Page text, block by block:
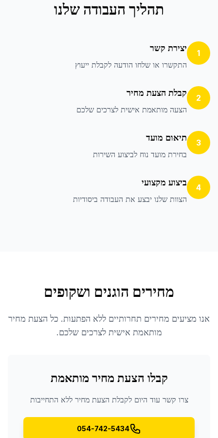
תהליך העבודה שלנו
1 יצירת קשר
התקשרו או שלחו הודעה לקבלת ייעוץ
2 קבלת הצעת מחיר
הצעה מותאמת אישית לצרכים שלכם
3 תיאום מועד
בחירת מועד נוח לביצוע השירות
4 ביצוע מקצועי
הצוות שלנו יבצע את העבודה ביסודיות
מחירים הוגנים ושקופים
אנו מציעים מחירים תחרותיים ללא הפתעות. כל הצעת מחיר
מותאמת אישית לצרכים שלכם.
קבלו הצעת מחיר מותאמת
צרו קשר עוד היום לקבלת הצעת מחיר ללא התחייבות
054-742-5434